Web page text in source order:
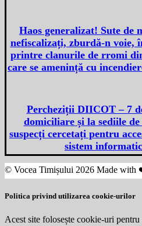
Haos generalizat! Sute de
nefiscalizați, zburdă-n voie,
printre clanurile de rromi
care se amenință cu
Percheziții DIICOT – 7
domiciliare și la sediile
suspecți cercetați pentru
sistem informatic
© Vocea Timișului 2026 Made
Politica privind utilizarea cookie-urilor
Acest site folosește cookie-uri